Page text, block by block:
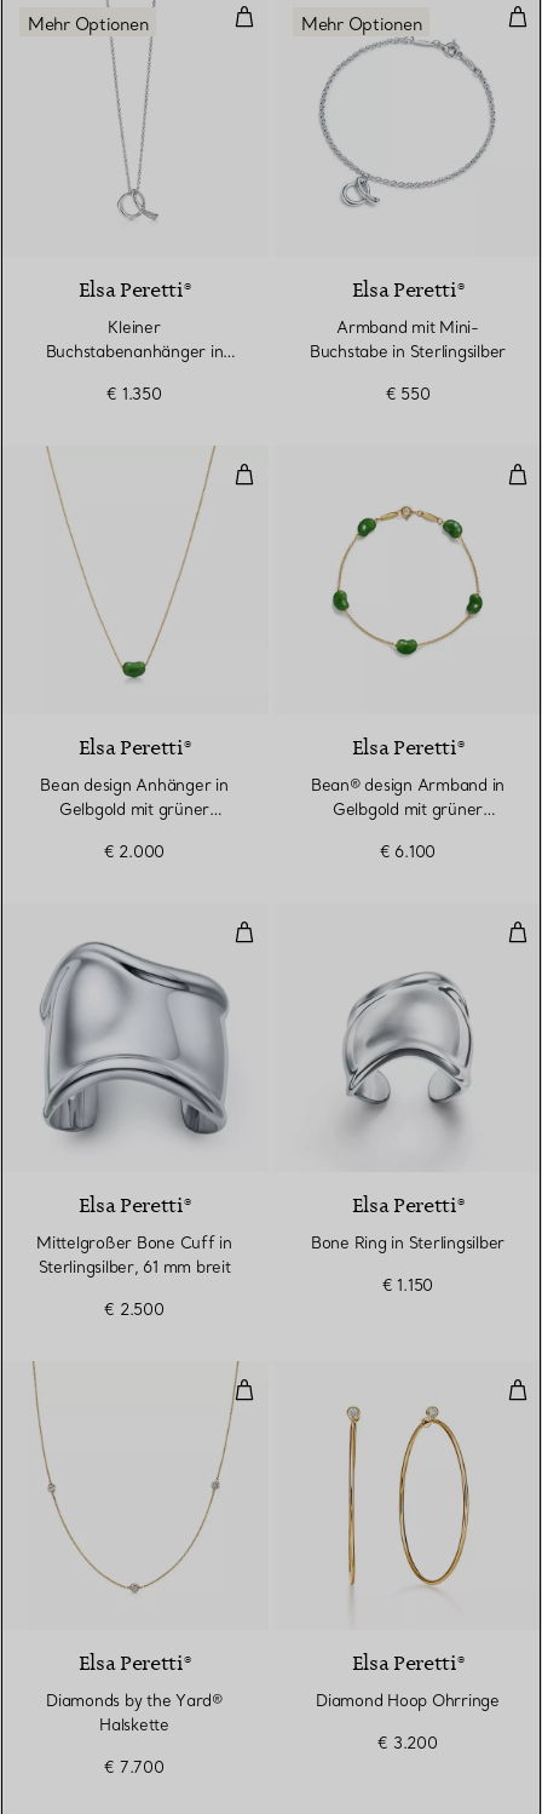
Kleiner Buchstabenanhänger in
Mehr Optionen
Elsa Peretti®
Kleiner
Buchstabenanhänger in
€ 1.350
Mehr Optionen
Elsa Peretti®
Armband mit Mini-
Buchstabe in Sterlingsilber
€ 550
Bean design Anhänger in
Elsa Peretti®
Bean design Anhänger in
Gelbgold mit grüner
€ 2.000
Elsa Peretti®
Bean® design Armband in
Gelbgold mit grüner
€ 6.100
Mittelgroßer Bone Cuff in
Elsa Peretti®
Mittelgroßer Bone Cuff in
Sterlingsilber, 61 mm breit
€ 2.500
Elsa Peretti®
Bone Ring in Sterlingsilber
€ 1.150
Diamonds by the Yard®
Elsa Peretti®
Diamonds by the Yard®
Halskette
€ 7.700
Elsa Peretti®
Diamond Hoop Ohrringe
€ 3.200